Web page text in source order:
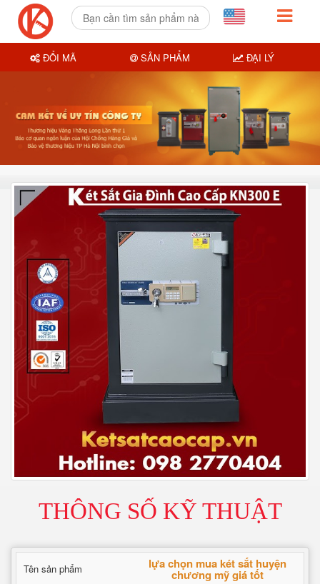
THÔNG SỐ KỸ THUẬT
Tên sản phẩm lựa chọn mua két sắt huyện
chương mỹ giá tốt
ĐỔI MÃ SẢN PHẨM ĐẠI LÝ